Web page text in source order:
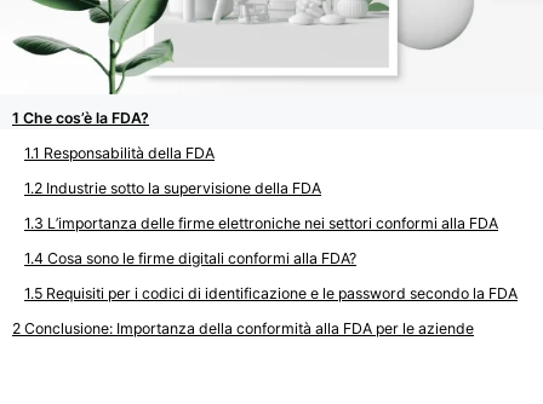
Che cos’è la FDA?
Responsabilità della FDA
Industrie sotto la supervisione della FDA
L’importanza delle firme elettroniche nei settori conformi alla FDA
Cosa sono le firme digitali conformi alla FDA?
Requisiti per i codici di identificazione e le password secondo la FDA
Conclusione: Importanza della conformità alla FDA per le aziende